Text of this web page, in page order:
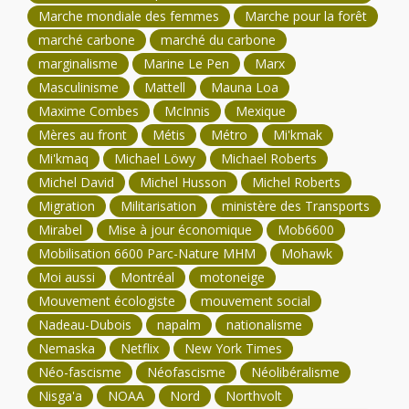
Marche mondiale des femmes
Marche pour la forêt
marché carbone
marché du carbone
marginalisme
Marine Le Pen
Marx
Masculinisme
Mattell
Mauna Loa
Maxime Combes
McInnis
Mexique
Mères au front
Métis Métro
Mi'kmak
Mi'kmaq
Michael Löwy
Michael Roberts
Michel David
Michel Husson
Michel Roberts
Migration
Militarisation
ministère des Transports
Mirabel
Mise à jour économique
Mob6600
Mobilisation 6600 Parc-Nature MHM
Mohawk
Moi aussi
Montréal
motoneige
Mouvement écologiste
mouvement social
Nadeau-Dubois
napalm
nationalisme
Nemaska
Netflix
New York Times
Néo-fascisme
Néofascisme
Néolibéralisme
Nisga'a
NOAA Nord
Northvolt